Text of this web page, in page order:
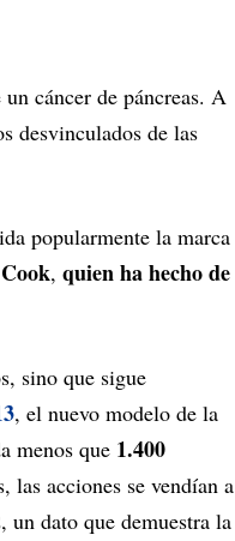
cáncer de páncreas. A
desvinculados de las
popularmente la marca
, quien ha hecho de
sino que sigue
, el nuevo modelo de la
menos que 1.400
las acciones se vendían a
dato que demuestra la